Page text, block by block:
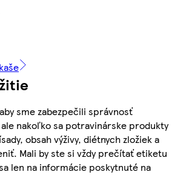
sme zabezpečili správnosť
nakoľko sa potravinárske produkty
obsah výživy, diétnych zložiek a
Mali by ste si vždy prečítať etiketu
len na informácie poskytnuté na